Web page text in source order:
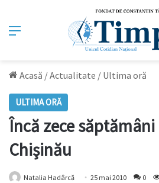
Meniu
Acasă /Actualitate / Ultima oră
ULTIMA ORĂ
Încă zece săptămâni
Chişinău
Natalia Hadârcă 25 mai 2010 0